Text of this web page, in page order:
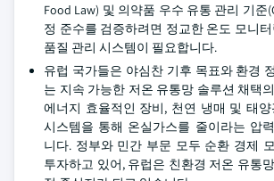
Food Law) 및 의약품 우수 유통 관리 기준
정 준수를 검증하려면 정교한 온도 모니
품질 관리 시스템이 필요합니다.
유럽 국가들은 야심찬 기후 목표와 환경
는 지속 가능한 저온 유통망 솔루션 채택
에너지 효율적인 장비, 천연 냉매 및 태
시스템을 통해 온실가스를 줄이라는 압
니다. 정부와 민간 부문 모두 순환 경제
투자하고 있어, 유럽은 친환경 저온 유통